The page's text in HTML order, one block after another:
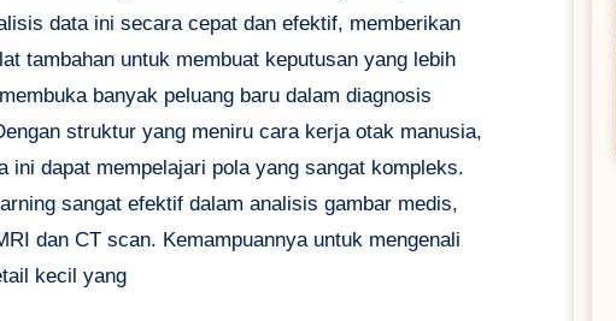
data ini secara cepat dan efektif, memberikan
tambahan untuk membuat keputusan yang lebih
banyak peluang baru dalam diagnosis
struktur yang meniru cara kerja otak manusia,
ini dapat mempelajari pola yang sangat kompleks.
sangat efektif dalam analisis gambar medis,
dan CT scan. Kemampuannya untuk mengenali
kecil yang